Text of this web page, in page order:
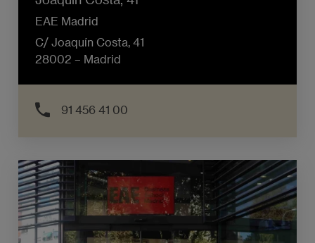
EAE Madrid
C/ Joaquín Costa, 41
28002 – Madrid
91 456 41 00